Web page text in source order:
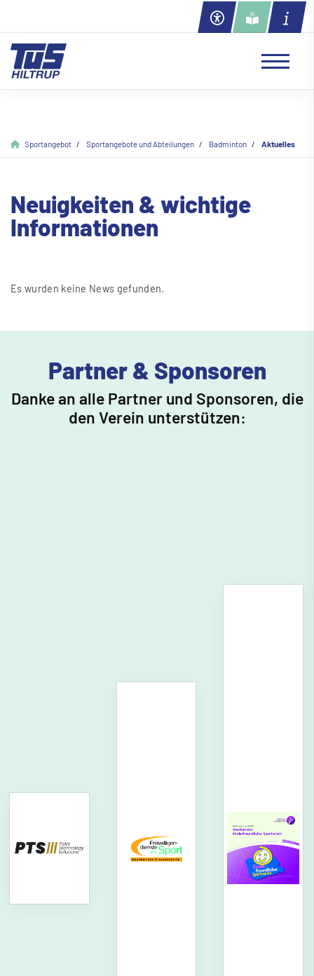
Sportangebot Sportangebote und Abteilungen Badminton Aktuelles
Neuigkeiten & wichtige
Informationen
Es wurden keine News gefunden.
Partner & Sponsoren
Danke an alle Partner und Sponsoren, die
den Verein unterstützen: